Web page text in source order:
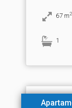
67 m2
1